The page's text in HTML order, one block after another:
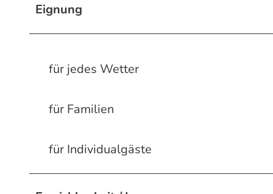
Eignung
für jedes Wetter
für Familien
für Individualgäste